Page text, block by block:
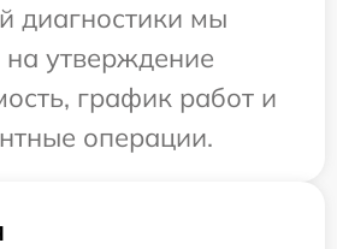
диагностики мы
утверждение
график работ и
операции.